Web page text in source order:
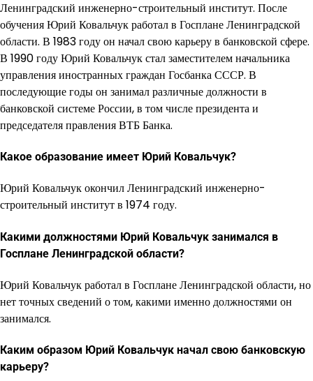
Ленинградский инженерно-строительный институт. После
обучения Юрий Ковальчук работал в Госплане Ленинградской
области. В 1983 году он начал свою карьеру в банковской сфере.
В 1990 году Юрий Ковальчук стал заместителем начальника
управления иностранных граждан Госбанка СССР. В
последующие годы он занимал различные должности в
банковской системе России, в том числе президента и
председателя правления ВТБ Банка.
Какое образование имеет Юрий Ковальчук?
Юрий Ковальчук окончил Ленинградский инженерно-
строительный институт в 1974 году.
Какими должностями Юрий Ковальчук занимался в
Госплане Ленинградской области?
Юрий Ковальчук работал в Госплане Ленинградской области, но
нет точных сведений о том, какими именно должностями он
занимался.
Каким образом Юрий Ковальчук начал свою банковскую
карьеру?